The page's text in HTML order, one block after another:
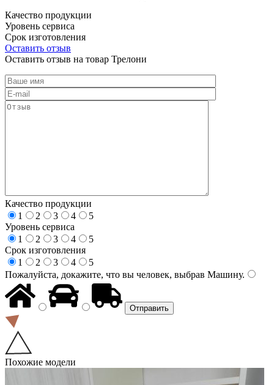
Качество продукции
Уровень сервиса
Срок изготовления
Оставить отзыв
Оставить отзыв на товар Трелони
Качество продукции
1
2 3 4
5
Уровень сервиса
1
2 3 4
5
Срок изготовления
1
2 3 4
5
Пожалуйста, докажите, что вы человек, выбрав Машину.
Похожие модели